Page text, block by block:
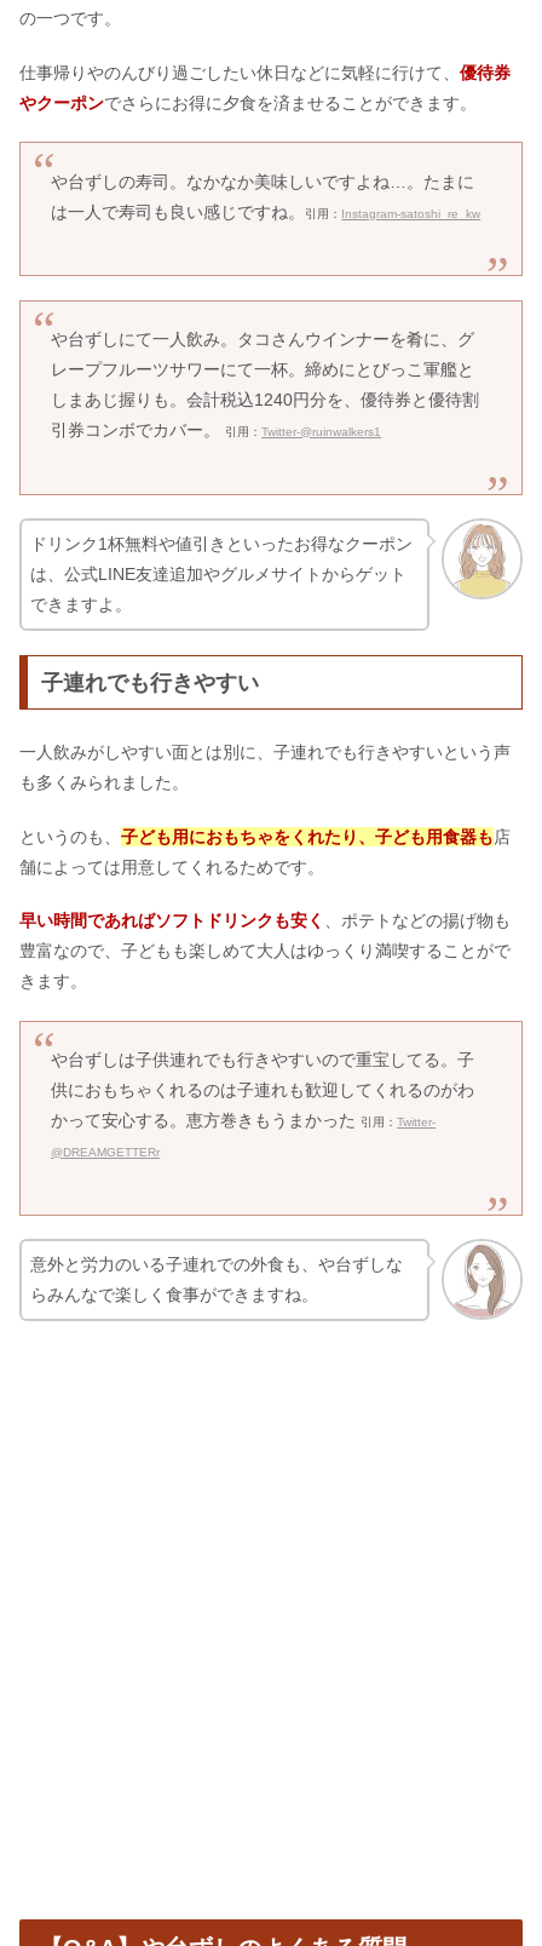
の一つです。
仕事帰りやのんびり過ごしたい休日などに気軽に行けて、 優待券
やクーポンでさらにお得に夕食を済ませることができます。
や台ずしの寿司。なかなか美味しいですよね…。たまに
は一人で寿司も良い感じですね。
引用： Instagram-satoshi_re_kw
や台ずしにて一人飲み。タコさんウインナーを肴に、グ
レープフルーツサワーにて一杯。締めにとびっこ軍艦と
しまあじ握りも。会計税込1240円分を、優待券と優待割
引券コンボでカバー。
引用：Twitter-@ruinwalkers1
ドリンク1杯無料や値引きといったお得なクーポン
は、公式LINE友達追加やグルメサイトからゲット
できますよ。
子連れでも行きやすい
一人飲みがしやすい面とは別に、子連れでも行きやすいという声
も多くみられました。
というのも、 子ども用におもちゃをくれたり、子ども用食器も店
舗によっては用意してくれるためです。
早い時間であればソフトドリンクも安く
、ポテトなどの揚げ物も
豊富なので、子どもも楽しめて大人はゆっくり満喫することがで
きます。
や台ずしは子供連れでも行きやすいので重宝してる。子
供におもちゃくれるのは子連れも歓迎してくれるのがわ
かって安心する。恵方巻きもうまかった
引用：Twitter-
@DREAMGETTERr
意外と労力のいる子連れでの外食も、や台ずしな
らみんなで楽しく食事ができますね。